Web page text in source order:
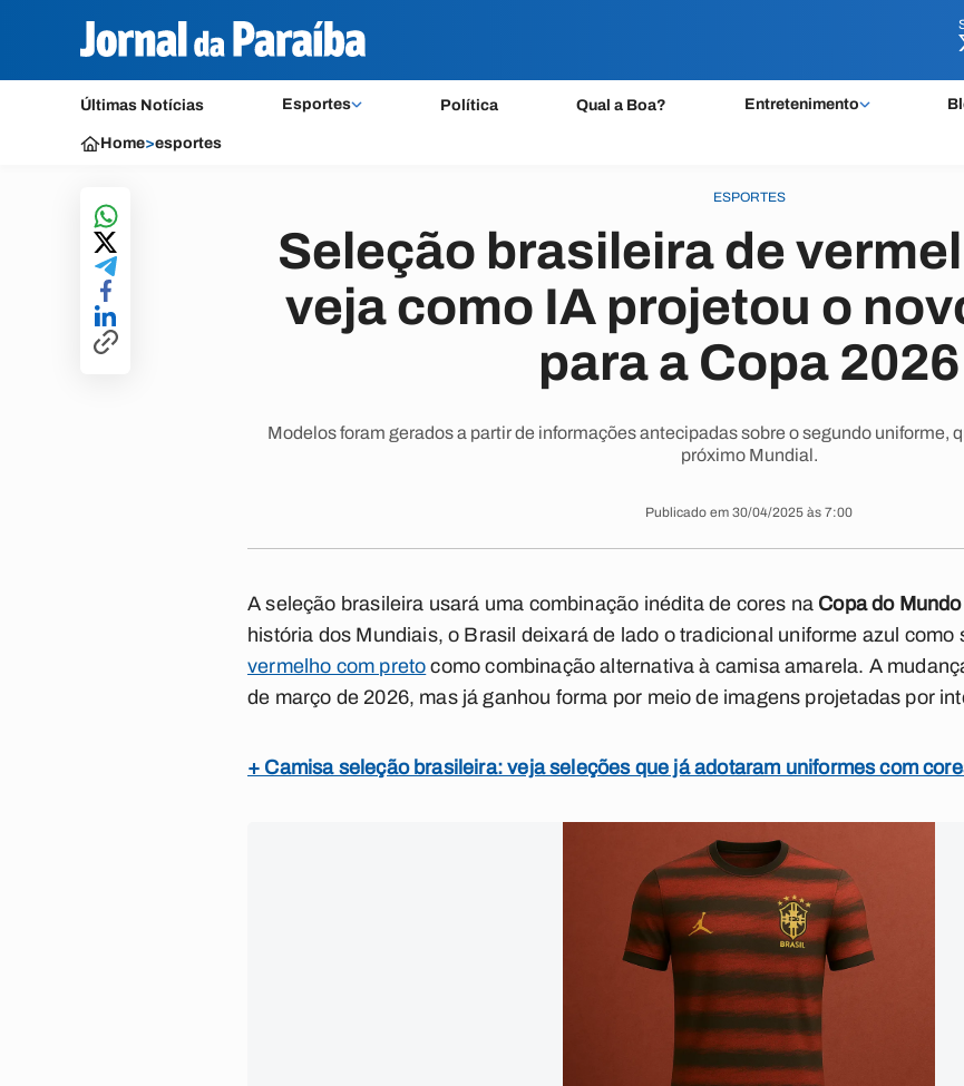
Últimas Notícias Esportes Política Qual a Boa? Entretenimento
Home>esportes
ESPORTES
Seleção brasileira de
veja como IA projetou o
para a Copa 2026
Modelos foram gerados a partir de informações antecipadas sobre o segundo uniforme,
próximo Mundial.
Publicado em 30/04/2025 às 7:00
A seleção brasileira usará uma combinação inédita de cores na Copa do
história dos Mundiais, o Brasil deixará de lado o tradicional uniforme azul
vermelho com preto como combinação alternativa à camisa amarela. A
de março de 2026, mas já ganhou forma por meio de imagens projetadas por
+ Camisa seleção brasileira: veja seleções que já adotaram uniformes com